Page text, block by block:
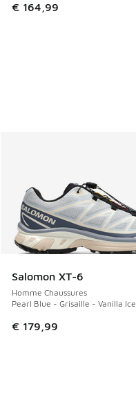
€ 164,99
Salomon XT-6
Homme Chaussures
Pearl Blue - Grisaille - Vanilla Ice
€ 179,99